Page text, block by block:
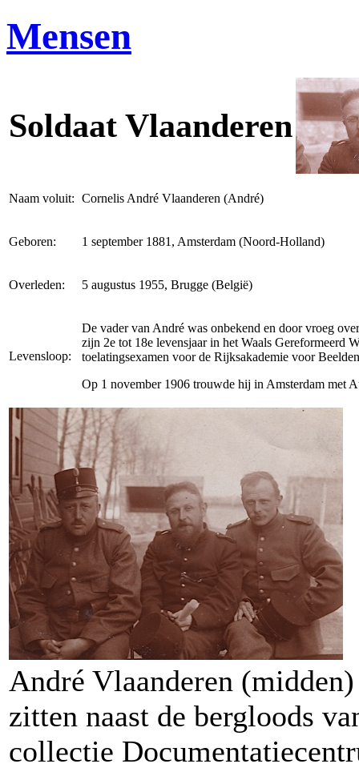
Mensen
Soldaat Vlaanderen
Naam voluit: Cornelis André Vlaanderen (André)
Geboren: 1 september 1881, Amsterdam (Noord-Holland)
Overleden: 5 augustus 1955, Brugge (België)
Levensloop:
De vader van André was onbekend en door vroeg
zijn 2e tot 18e levensjaar in het Waals Gereformeerd
toelatingsexamen voor de Rijksakademie voor
Op 1 november 1906 trouwde hij in Amsterdam met
André Vlaanderen
zitten naast de bergloods
collectie